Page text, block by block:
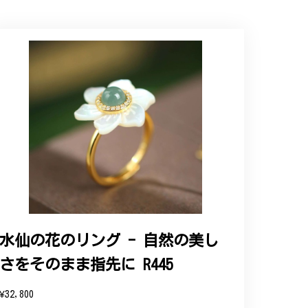
という印象を受けました。予想通り、届い
そして当店を信頼いただけたことを大
し上げます。
水仙の花のリング - 自然の美し
さをそのまま指先に R445
¥32,800